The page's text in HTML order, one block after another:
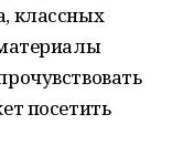
классных
посетить